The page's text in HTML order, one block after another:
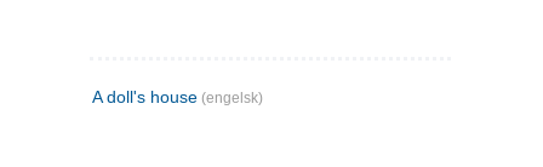
A doll's house (engelsk)